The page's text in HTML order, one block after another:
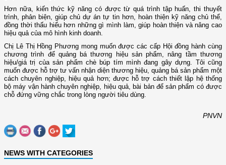
Hơn nữa, kiến thức kỹ năng có được từ quá trình tập huấn, thi thuyết
trình, phản biện, giúp chủ dự án tự tin hơn, hoàn thiện kỹ năng chủ thể,
đồng thời thấu hiểu hơn những gì mình làm, giúp hoàn thiện và nâng cao
hiệu quả của mô hình kinh doanh.
Chị Lê Thị Hồng Phương mong muốn được các cấp Hội đồng hành cùng
chương trình để quảng bá thương hiệu sản phẩm, nâng tầm thương
hiệu/giá trị của sản phẩm chè búp tím mình đang gây dựng. Tôi cũng
muốn được hỗ trợ tư vấn nhận diện thương hiệu, quảng bá sản phẩm một
cách chuyên nghiệp, hiệu quả hơn; được hỗ trợ cách thiết lập hệ thống
bộ máy vận hành chuyên nghiệp, hiệu quả, bài bản để sản phẩm có được
chỗ đứng vững chắc trong lòng người tiêu dùng.
PNVN
NEWS WITH CATEGORIES